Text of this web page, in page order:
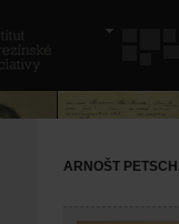
ARNOŠT